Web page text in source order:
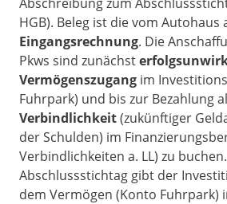
HGB). Beleg ist die vom Autohaus
Eingangsrechnung. Die
Pkws sind zunächst
Vermögenszugang im
Fuhrpark) und bis zur Bezahlung
Verbindlichkeit(zukünftiger
der Schulden) im
Verbindlichkeiten a. LL) zu
Abschlussstichtag gibt der
dem Vermögen (Konto Fuhrpark)